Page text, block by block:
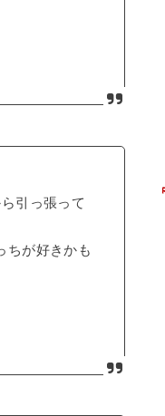
引っ張って
ちが好きかも